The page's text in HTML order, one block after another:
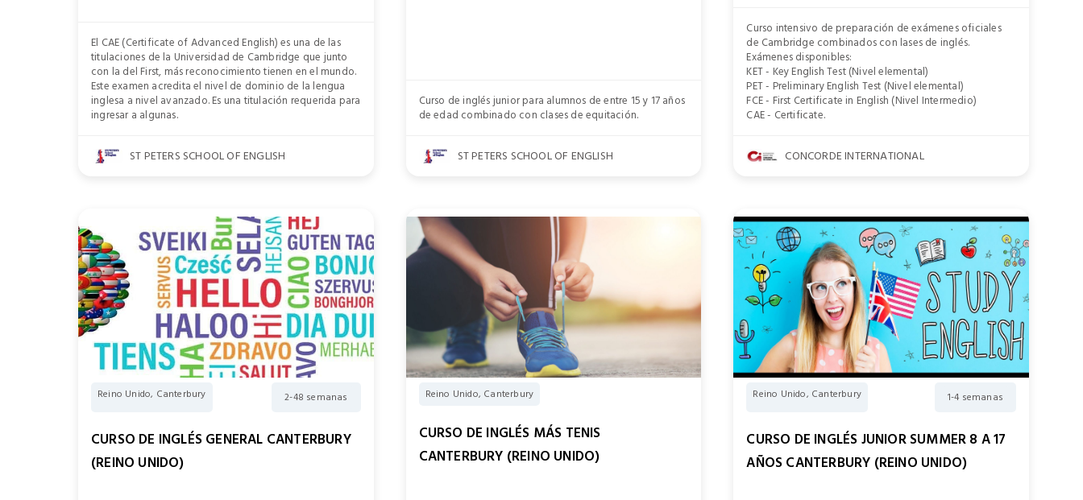
El CAE (Certificate of Advanced English) es una de las
titulaciones de la Universidad de Cambridge que junto
con la del First, más reconocimiento tienen en el mundo.
Este examen acredita el nivel de dominio de la lengua
inglesa a nivel avanzado. Es una titulación requerida para
ingresar a algunas.
ST PETERS SCHOOL OF ENGLISH
Curso de inglés junior para alumnos de entre 15 y 17 años
de edad combinado con clases de equitación.
ST PETERS SCHOOL OF ENGLISH
Curso intensivo de preparación de exámenes oficiales
de Cambridge combinados con lases de inglés.
Exámenes disponibles:
KET - Key English Test (Nivel elemental)
PET - Preliminary English Test (Nivel elemental)
FCE - First Certificate in English (Nivel Intermedio)
CAE - Certificate.
CONCORDE INTERNATIONAL
Reino Unido, Canterbury 2-48 semanas
CURSO DE INGLÉS GENERAL CANTERBURY
(REINO UNIDO)
Reino Unido, Canterbury
CURSO DE INGLÉS MÁS TENIS
CANTERBURY (REINO UNIDO)
Reino Unido, Canterbury 1-4 semanas
CURSO DE INGLÉS JUNIOR SUMMER 8 A 17
AÑOS CANTERBURY (REINO UNIDO)